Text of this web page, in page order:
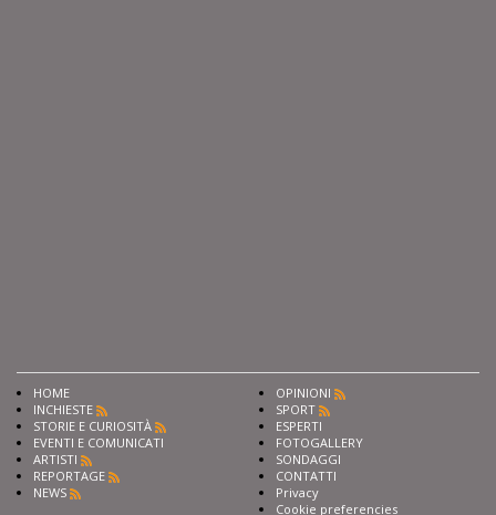
HOME
INCHIESTE
STORIE E CURIOSITÀ
EVENTI E COMUNICATI
ARTISTI
REPORTAGE
NEWS
OPINIONI
SPORT
ESPERTI
FOTOGALLERY
SONDAGGI
CONTATTI
Privacy
Cookie preferencies